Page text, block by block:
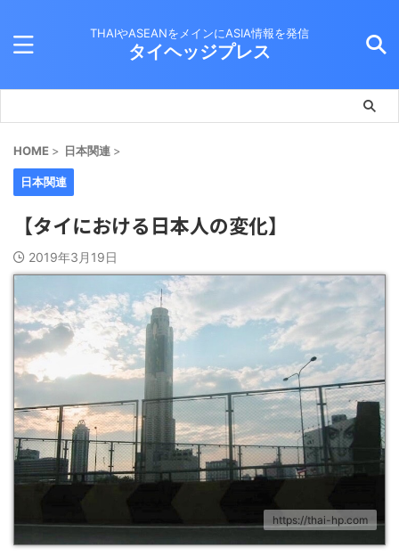
THAIやASEANをメインにASIA情報を発信
タイヘッジプレス
HOME > 日本関連 >
日本関連
【タイにおける日本人の変化】
2019年3月19日
https://thai-hp.com